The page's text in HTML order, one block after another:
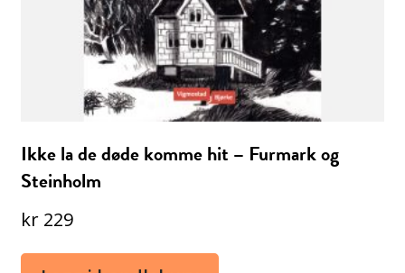
Ikke la de døde komme hit – Furmark og
Steinholm
kr 229